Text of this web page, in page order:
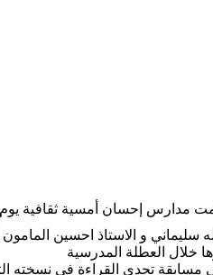
أمسية ثقافية يوم الجمعة 03 مارس
و الاستاذ احسين المامون
خلال العطلة المدرسية
تحدي القراءة في نسخته